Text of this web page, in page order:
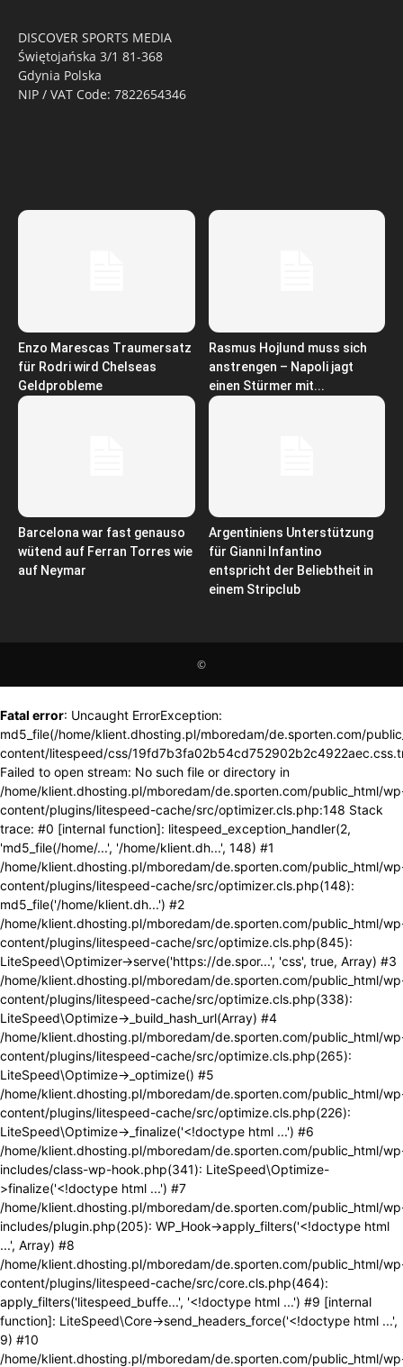
DISCOVER SPORTS MEDIA
Świętojańska 3/1 81-368
Gdynia Polska
NIP / VAT Code: 7822654346
Enzo Marescas Traumersatz
für Rodri wird Chelseas
Geldprobleme
Rasmus Hojlund muss sich
anstrengen – Napoli jagt
einen Stürmer mit...
Barcelona war fast genauso
wütend auf Ferran Torres wie
auf Neymar
Argentiniens Unterstützung
für Gianni Infantino
entspricht der Beliebtheit in
einem Stripclub
©
Fatal error: Uncaught ErrorException:
md5_file(/home/klient.dhosting.pl/mboredam/de.sporten.com/
content/litespeed/css/
Failed to open stream: No such file or directory in
/home/klient.dhosting.pl/mboredam/de.sporten.com/public_html/
content/plugins/litespeed-cache/src/optimizer.cls.php:148 Stack
trace: #0 [internal function]: litespeed_exception_handler(2,
'md5_file(/home/...', '/home/klient.dh...', 148) #1
/home/klient.dhosting.pl/mboredam/de.sporten.com/public_html/
content/plugins/litespeed-cache/src/optimizer.cls.php(148):
md5_file('/home/klient.dh...') #2
/home/klient.dhosting.pl/mboredam/de.sporten.com/public_html/
content/plugins/litespeed-cache/src/optimize.cls.php(845):
LiteSpeed\Optimizer->serve('https://de.spor...', 'css', true, Array) #3
/home/klient.dhosting.pl/mboredam/de.sporten.com/public_html/
content/plugins/litespeed-cache/src/optimize.cls.php(338):
LiteSpeed\Optimize->_build_hash_url(Array) #4
/home/klient.dhosting.pl/mboredam/de.sporten.com/public_html/
content/plugins/litespeed-cache/src/optimize.cls.php(265):
LiteSpeed\Optimize->_optimize() #5
/home/klient.dhosting.pl/mboredam/de.sporten.com/public_html/
content/plugins/litespeed-cache/src/optimize.cls.php(226):
LiteSpeed\Optimize->_finalize('<!doctype html ...') #6
/home/klient.dhosting.pl/mboredam/de.sporten.com/public_html/
includes/class-wp-hook.php(341): LiteSpeed\Optimize-
>finalize('<!doctype html ...') #7
/home/klient.dhosting.pl/mboredam/de.sporten.com/public_html/
includes/plugin.php(205): WP_Hook->apply_filters('<!doctype html
...', Array) #8
/home/klient.dhosting.pl/mboredam/de.sporten.com/public_html/
content/plugins/litespeed-cache/src/core.cls.php(464):
apply_filters('litespeed_buffe...', '<!doctype html ...') #9 [internal
function]: LiteSpeed\Core->send_headers_force('<!doctype html ...',
9) #10
/home/klient.dhosting.pl/mboredam/de.sporten.com/public_html/